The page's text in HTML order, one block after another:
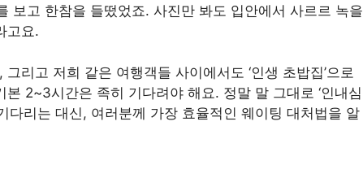
보고 한참을 들떴었죠. 사진만 봐도 입안에서 사르르 녹을
고요.
리고 저희 같은 여행객들 사이에서도 ‘인생 초밥집’으로
2~3시간은 족히 기다려야 해요. 정말 말 그대로 ‘인내심
다리는 대신, 여러분께 가장 효율적인 웨이팅 대처법을 알